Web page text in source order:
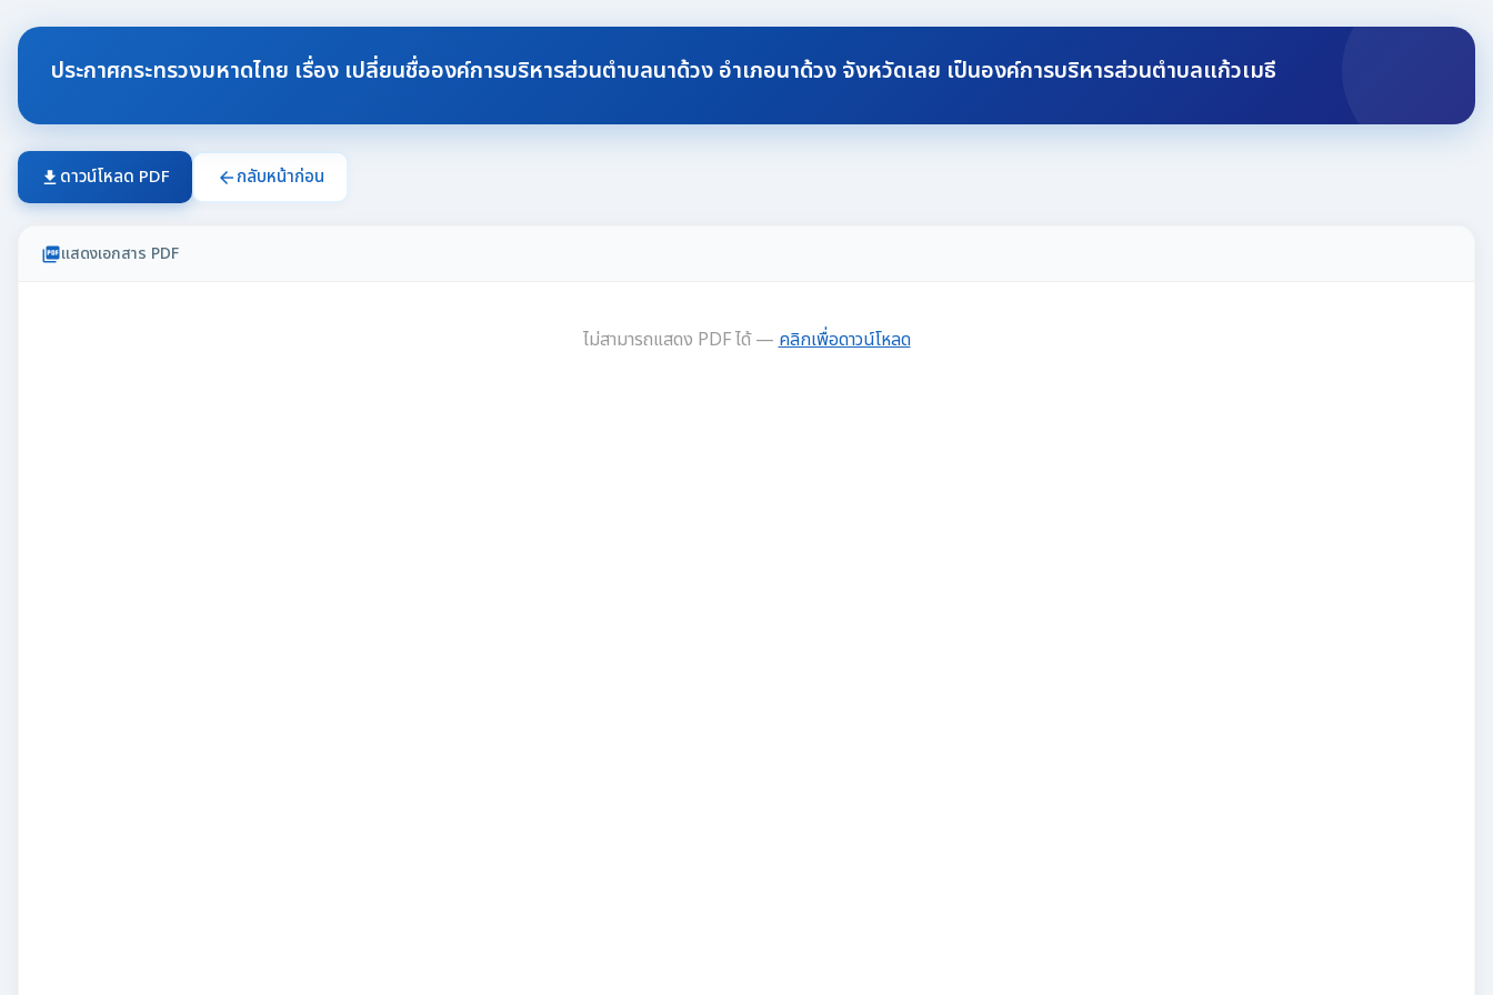
ประกาศกระทรวงมหาดไทย เรื่อง เปลี่ยนชื่อองค์การบริหารส่วนตำบลนาด้วง อำเภอนาด้วง จังหวัดเลย เป็นองค์การบริหารส่วนตำบลแก้วเมธี
download ดาวน์โหลด PDF arrow_back กลับหน้าก่อน
picture_as_pdfแสดงเอกสาร PDF
ไม่สามารถแสดง PDF ได้ —คลิกเพื่อดาวน์โหลด